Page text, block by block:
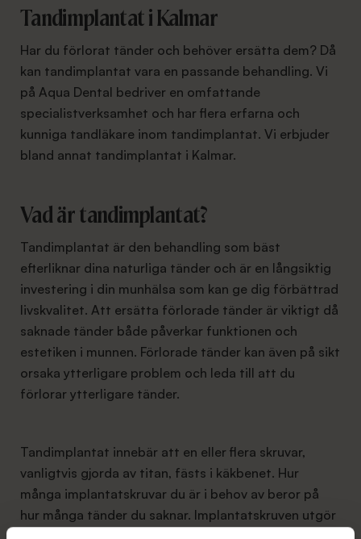
Tandimplantat i Kalmar
Har du förlorat tänder och behöver ersätta dem? Då
kan tandimplantat vara en passande behandling. Vi
på Aqua Dental bedriver en omfattande
specialistverksamhet och har flera erfarna och
kunniga tandläkare inom tandimplantat. Vi erbjuder
bland annat tandimplantat i Kalmar.
Vad är tandimplantat?
Tandimplantat är den behandling som bäst
efterliknar dina naturliga tänder och är en långsiktig
investering i din munhälsa som kan ge dig förbättrad
livskvalitet. Att ersätta förlorade tänder är viktigt då
saknade tänder både påverkar funktionen och
estetiken i munnen. Förlorade tänder kan även på sikt
orsaka ytterligare problem och leda till att du
förlorar ytterligare tänder.
Tandimplantat innebär att en eller flera skruvar,
vanligtvis gjorda av titan, fästs i käkbenet. Hur
många implantatskruvar du är i behov av beror på
hur många tänder du saknar. Implantatskruven utgör